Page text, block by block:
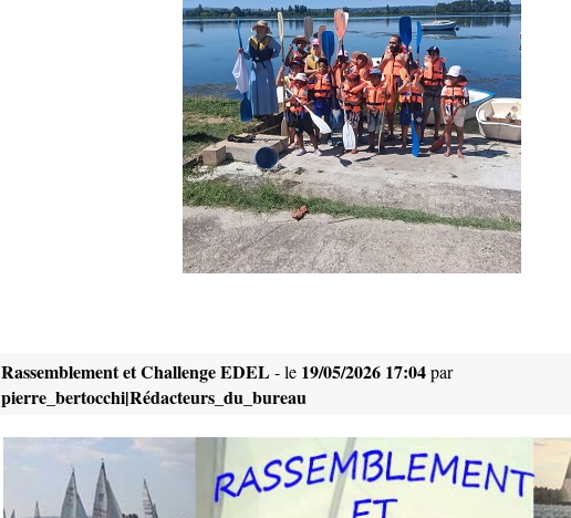
Rassemblement et Challenge EDEL- le 19/05/2026 17:04par
pierre_bertocchi|Rédacteurs_du_bureau